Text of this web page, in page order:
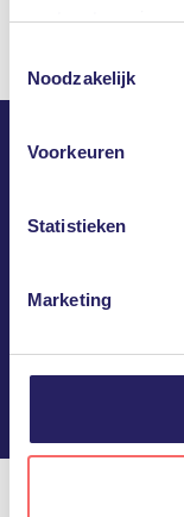
uw toestemming
U kunt deze
accepteren” te
kunt u het gebruik
kunt u ook de
Meer informatie,
privacyverklaring.
Noodzakelijk
Voorkeuren
Statistieken
Marketing
Ineens